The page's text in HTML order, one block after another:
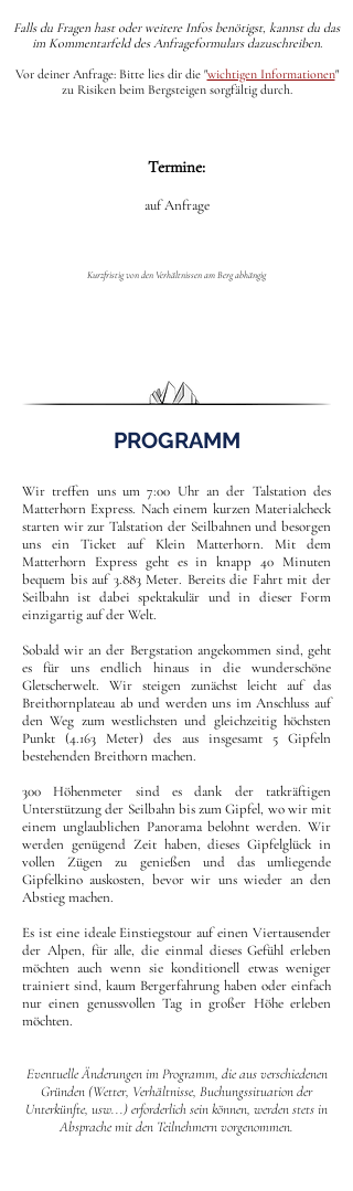
Falls du Fragen hast oder weitere Infos benötigst, kannst du das
im Kommentarfeld des Anfrageformulars dazuschreiben.
Vor deiner Anfrage: Bitte lies dir die "wichtigen Informationen"
zu Risiken beim Bergsteigen sorgfältig durch.
Termine:
auf Anfrage
Kurzfristig von den Verhältnissen am Berg abhängig
PROGRAMM
Wir treffen uns um 7:00 Uhr an der Talstation des
Matterhorn Express. Nach einem kurzen Materialcheck
starten wir zur Talstation der Seilbahnen und besorgen
uns ein Ticket auf Klein Matterhorn. Mit dem
Matterhorn Express geht es in knapp 40 Minuten
bequem bis auf 3.883 Meter. Bereits die Fahrt mit der
Seilbahn ist dabei spektakulär und in dieser Form
einzigartig auf der Welt.
Sobald wir an der Bergstation angekommen sind, geht
es für uns endlich hinaus in die wunderschöne
Gletscherwelt. Wir steigen zunächst leicht auf das
Breithornplateau ab und werden uns im Anschluss auf
den Weg zum westlichsten und gleichzeitig höchsten
Punkt (4.163 Meter) des aus insgesamt 5 Gipfeln
bestehenden Breithorn machen.
300 Höhenmeter sind es dank der tatkräftigen
Unterstützung der Seilbahn bis zum Gipfel, wo wir mit
einem unglaublichen Panorama belohnt werden. Wir
werden genügend Zeit haben, dieses Gipfelglück in
vollen Zügen zu genießen und das umliegende
Gipfelkino auskosten, bevor wir uns wieder an den
Abstieg machen.
Es ist eine ideale Einstiegstour auf einen Viertausender
der Alpen, für alle, die einmal dieses Gefühl erleben
möchten auch wenn sie konditionell etwas weniger
trainiert sind, kaum Bergerfahrung haben oder einfach
nur einen genussvollen Tag in großer Höhe erleben
möchten.
Eventuelle Änderungen im Programm, die aus verschiedenen
Gründen (Wetter, Verhältnisse, Buchungssituation der
Unterkünfte, usw...) erforderlich sein können, werden stets in
Absprache mit den Teilnehmern vorgenommen.